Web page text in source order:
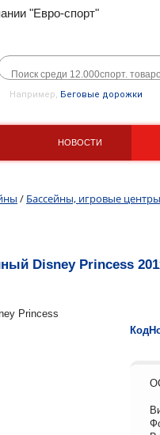
"Евро-спорт"
Например, Беговые дорожки
НОВОСТИ
/ Бассейны, игровые центры
Disney Princess